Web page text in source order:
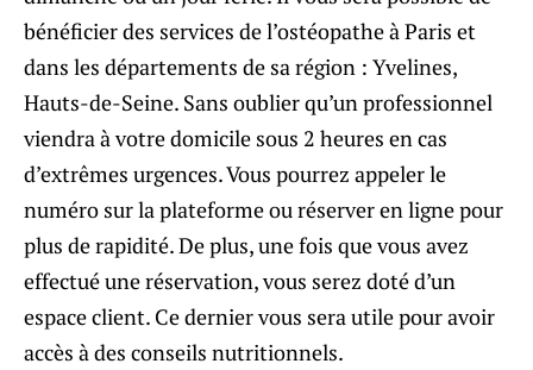
bénéficier des services de l’ostéopathe à Paris et
dans les départements de sa région : Yvelines,
Hauts-de-Seine. Sans oublier qu’un professionnel
viendra à votre domicile sous 2 heures en cas
d’extrêmes urgences. Vous pourrez appeler le
numéro sur la plateforme ou réserver en ligne pour
plus de rapidité. De plus, une fois que vous avez
effectué une réservation, vous serez doté d’un
espace client. Ce dernier vous sera utile pour avoir
accès à des conseils nutritionnels.